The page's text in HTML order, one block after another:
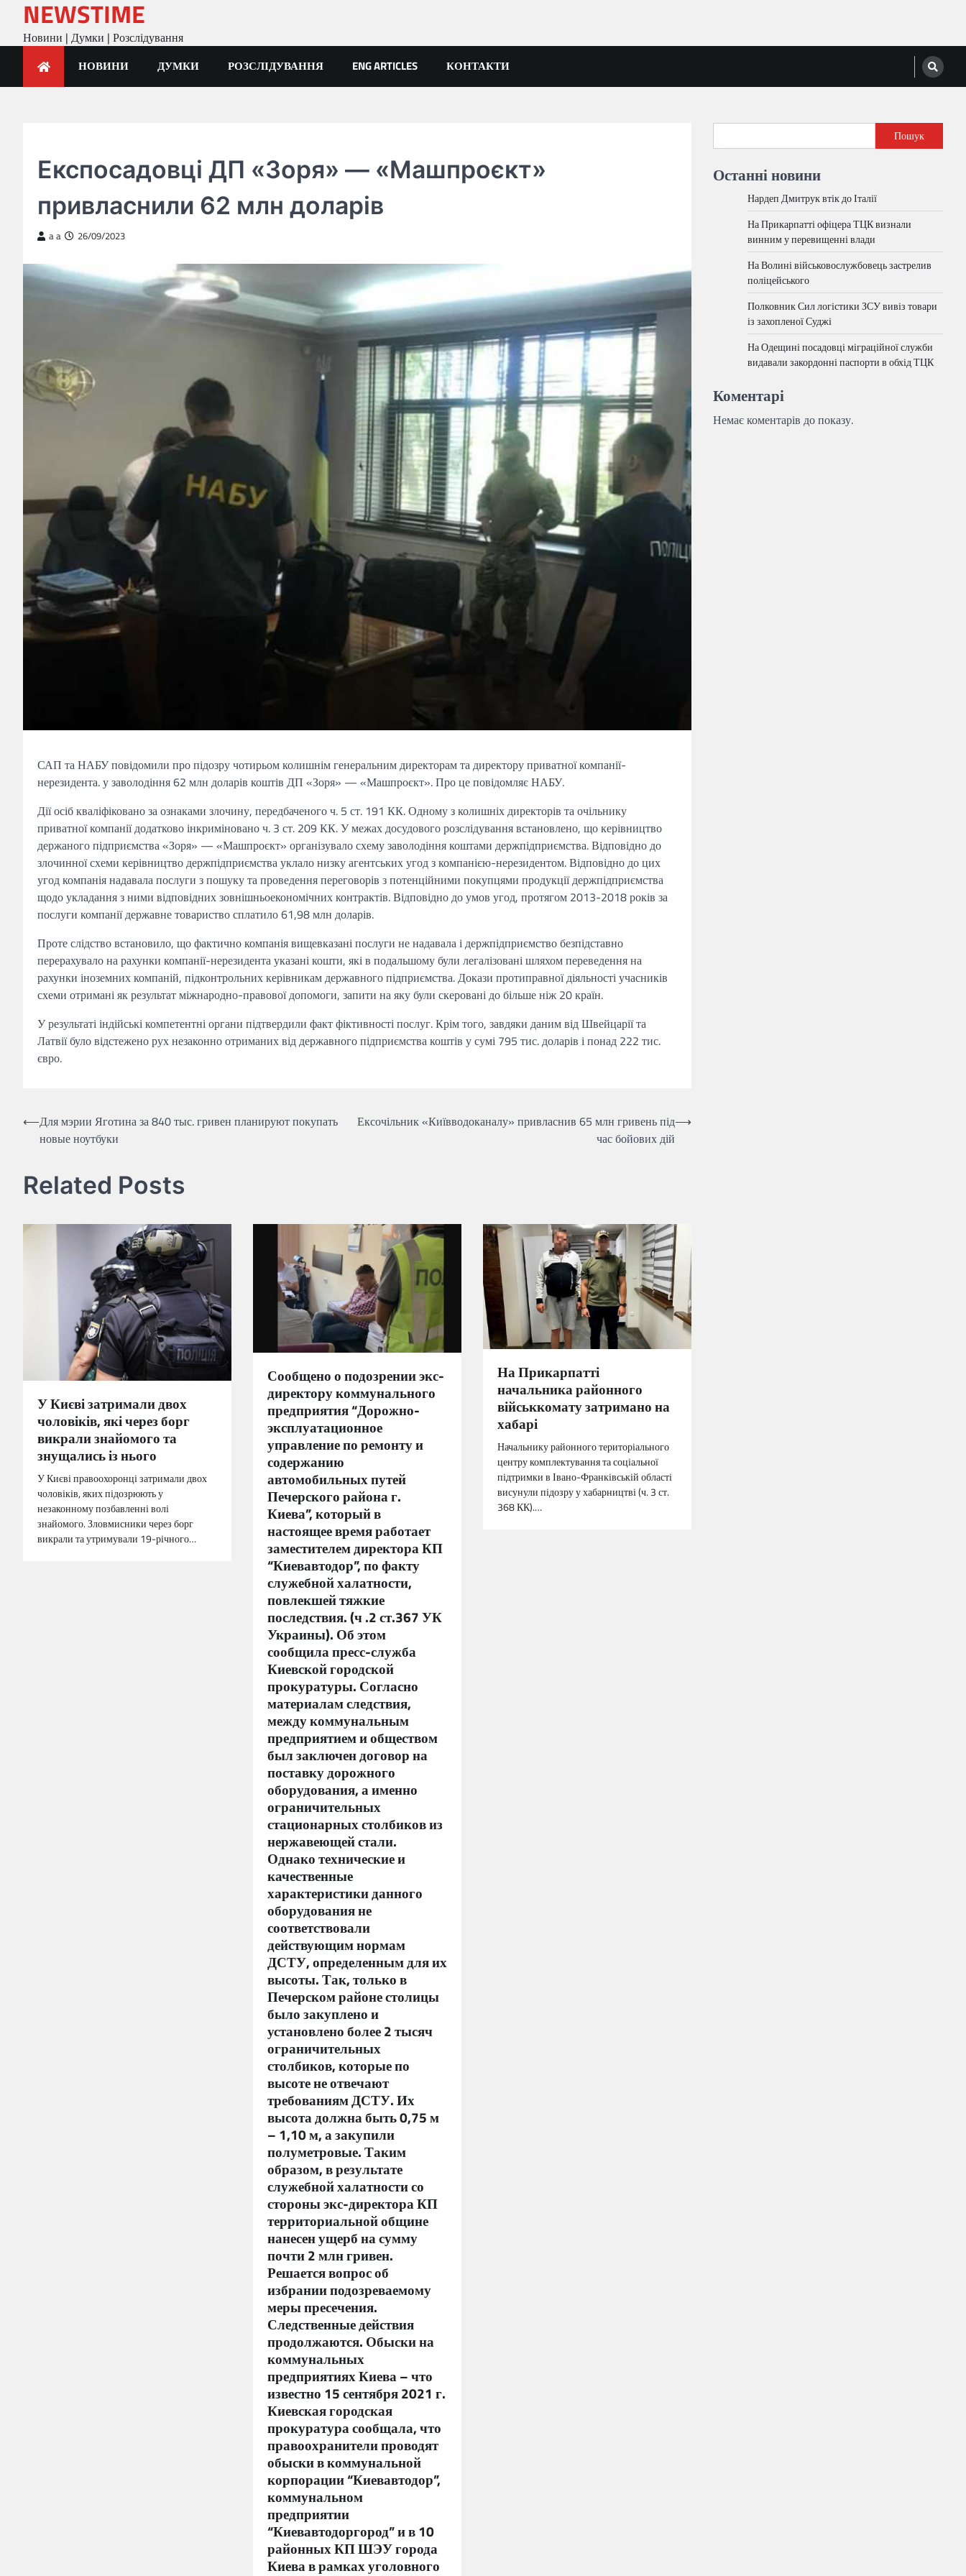
content
NEWSTIME
Новини | Думки | Розслідування
НОВИНИ ДУМКИ РОЗСЛІДУВАННЯ ENG ARTICLES КОНТАКТИ
Експосадовці ДП «Зоря» — «Машпроєкт»
привласнили 62 млн доларів
a a 26/09/2023
САП та НАБУ повідомили про підозру чотирьом колишнім генеральним директорам та директору приватної компанії-
нерезидента. у заволодіння 62 млн доларів коштів ДП «Зоря» — «Машпроєкт». Про це повідомляє НАБУ.
Дії осіб кваліфіковано за ознаками злочину, передбаченого ч. 5 ст. 191 КК. Одному з колишніх директорів та очільнику
приватної компанії додатково інкриміновано ч. 3 ст. 209 КК. У межах досудового розслідування встановлено, що керівництво
держаного підприємства «Зоря» — «Машпроєкт» організувало схему заволодіння коштами держпідприємства. Відповідно до
злочинної схеми керівництво держпідприємства уклало низку агентських угод з компанією-нерезидентом. Відповідно до цих
угод компанія надавала послуги з пошуку та проведення переговорів з потенційними покупцями продукції держпідприємства
щодо укладання з ними відповідних зовнішньоекономічних контрактів. Відповідно до умов угод, протягом 2013-2018 років за
послуги компанії державне товариство сплатило 61,98 млн доларів.
Проте слідство встановило, що фактично компанія вищевказані послуги не надавала і держпідприємство безпідставно
перерахувало на рахунки компанії-нерезидента указані кошти, які в подальшому були легалізовані шляхом переведення на
рахунки іноземних компаній, підконтрольних керівникам державного підприємства. Докази протиправної діяльності учасників
схеми отримані як результат міжнародно-правової допомоги, запити на яку були скеровані до більше ніж 20 країн.
У результаті індійські компетентні органи підтвердили факт фіктивності послуг. Крім того, завдяки даним від Швейцарії та
Латвії було відстежено рух незаконно отриманих від державного підприємства коштів у сумі 795 тис. доларів і понад 222 тис.
євро.
Навігація
записів
⟵Для мэрии Яготина за 840 тыс. гривен планируют покупать
новые ноутбуки
Ексочільник «Київводоканалу» привласнив 65 млн гривень під
час бойових дій
⟶
Related Posts
У Києві затримали двох
чоловіків, які через борг
викрали знайомого та
знущались із нього
У Києві правоохоронці затримали двох
чоловіків, яких підозрюють у
незаконному позбавленні волі
знайомого. Зловмисники через борг
викрали та утримували 19-річного…
Сообщено о подозрении экс-
директору коммунального
предприятия “Дорожно-
эксплуатационное
управление по ремонту и
содержанию
автомобильных путей
Печерского района г.
Киева”, который в
настоящее время работает
заместителем директора КП
“Киевавтодор”, по факту
служебной халатности,
повлекшей тяжкие
последствия. (ч .2 ст.367 УК
Украины). Об этом
сообщила пресс-служба
Киевской городской
прокуратуры. Согласно
материалам следствия,
между коммунальным
предприятием и обществом
был заключен договор на
поставку дорожного
оборудования, а именно
ограничительных
стационарных столбиков из
нержавеющей стали.
Однако технические и
качественные
характеристики данного
оборудования не
соответствовали
действующим нормам
ДСТУ, определенным для их
высоты. Так, только в
Печерском районе столицы
было закуплено и
установлено более 2 тысяч
ограничительных
столбиков, которые по
высоте не отвечают
требованиям ДСТУ. Их
высота должна быть 0,75 м
– 1,10 м, а закупили
полуметровые. Таким
образом, в результате
служебной халатности со
стороны экс-директора КП
территориальной общине
нанесен ущерб на сумму
почти 2 млн гривен.
Решается вопрос об
избрании подозреваемому
меры пресечения.
Следственные действия
продолжаются. Обыски на
коммунальных
предприятиях Киева – что
известно 15 сентября 2021 г.
Киевская городская
прокуратура сообщала, что
правоохранители проводят
обыски в коммунальной
корпорации “Киевавтодор”,
коммунальном
предприятии
“Киевавтодоргород” и в 10
районных КП ШЭУ города
Киева в рамках уголовного
На Прикарпатті
начальника районного
військкомату затримано на
хабарі
Начальнику районного територіального
центру комплектування та соціальної
підтримки в Івано-Франківській області
висунули підозру у хабарництві (ч. 3 ст.
368 КК).…
Пошук
Останні новини
Нардеп Дмитрук втік до Італії
На Прикарпатті офіцера ТЦК визнали
винним у перевищенні влади
На Волині військовослужбовець застрелив
поліцейського
Полковник Сил логістики ЗСУ вивіз товари
із захопленої Суджі
На Одещині посадовці міграційної служби
видавали закордонні паспорти в обхід ТЦК
Коментарі
Немає коментарів до показу.